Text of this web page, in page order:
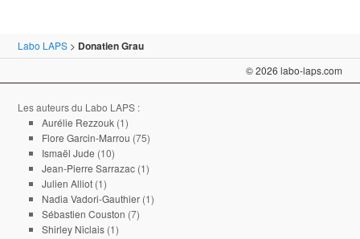
Labo LAPS > Donatien Grau
© 2026 labo-laps.com
Les auteurs du Labo LAPS :
Aurélie Rezzouk (1)
Flore Garcin-Marrou (75)
Ismaël Jude (10)
Jean-Pierre Sarrazac (1)
Julien Alliot (1)
Nadia Vadori-Gauthier (1)
Sébastien Couston (7)
Shirley Niclais (1)